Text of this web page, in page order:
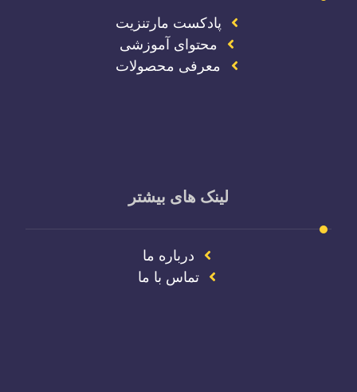
پادکست مارتنزیت
محتوای آموزشی
معرفی محصولات
لینک های بیشتر
درباره ما
تماس با ما